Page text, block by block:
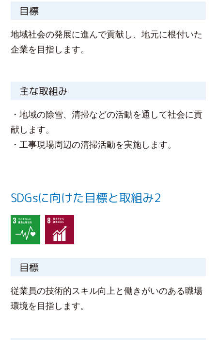
目標
地域社会の発展に進んで貢献し、地元に根付いた
企業を目指します。
主な取組み
・地域の除雪、清掃などの活動を通して社会に貢
献します。
・工事現場周辺の清掃活動を実施します。
SDGsに向けた目標と取組み2
目標
従業員の技術的スキル向上と働きがいのある職場
環境を目指します。